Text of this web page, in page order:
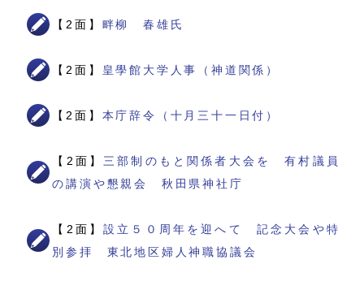
【2面】 畔柳 春雄氏
【2面】 皇學館大学人事（神道関係）
【2面】 本庁辞令（十月三十一日付）
【2面】 三部制のもと関係者大会を 有村議員
の講演や懇親会 秋田県神社庁
【2面】設立５０周年を迎へて 記念大会や特
別参拝 東北地区婦人神職協議会